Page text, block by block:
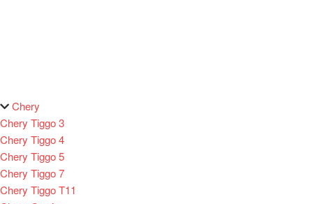
Chery
Chery Tiggo 3
Chery Tiggo 4
Chery Tiggo 5
Chery Tiggo 7
Chery Tiggo T11